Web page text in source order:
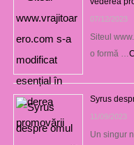
07/12/2023
Siteul
o formă …
Syrus
11/09/2023
Un singur